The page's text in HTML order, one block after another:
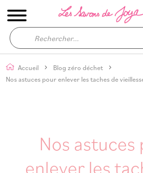
Accueil
Blog zéro déchet
Nos astuces pour enlever les taches de
Nos astuces
enlever les